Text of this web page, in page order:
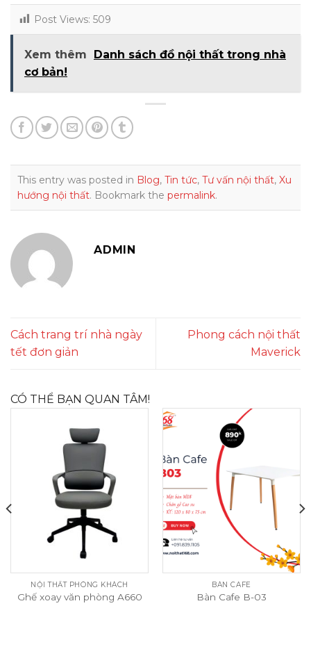
Post Views: 509
Xem thêm
Danh sách đồ nội thất trong nhà
cơ bản!
This entry was posted in Blog, Tin tức, Tư vấn nội thất, Xu
hướng nội thất. Bookmark the permalink.
ADMIN
Cách trang trí nhà ngày
tết đơn giản
Phong cách nội thất
Maverick
CÓ THỂ BẠN QUAN TÂM!
NỘI THẤT PHÒNG KHÁCH
Ghế xoay văn phòng A660
BÀN CAFE
Bàn Cafe B-03